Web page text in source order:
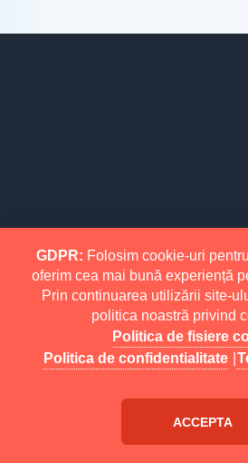
CONTUL MEU
ISTORIC COMENZI
WISH LIST
NEWSLETTER
POLITICA DE CONFIDENTIALITATE
eMarket
GDPR: Folosim cookie-uri
oferim cea mai bună experiență
Prin continuarea utilizării site-
politica noastră privind
Politica de fisiere
Politica de confidentialitate
ACCEPTA